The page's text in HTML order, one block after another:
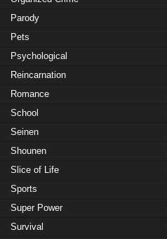
Parody
Pets
Psychological
Reincarnation
Romance
School
Seinen
Shounen
Slice of Life
Sports
Super Power
Survival